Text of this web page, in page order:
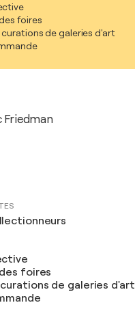
foires
curations de galeries d'art
Friedman
foires
de galeries d'art